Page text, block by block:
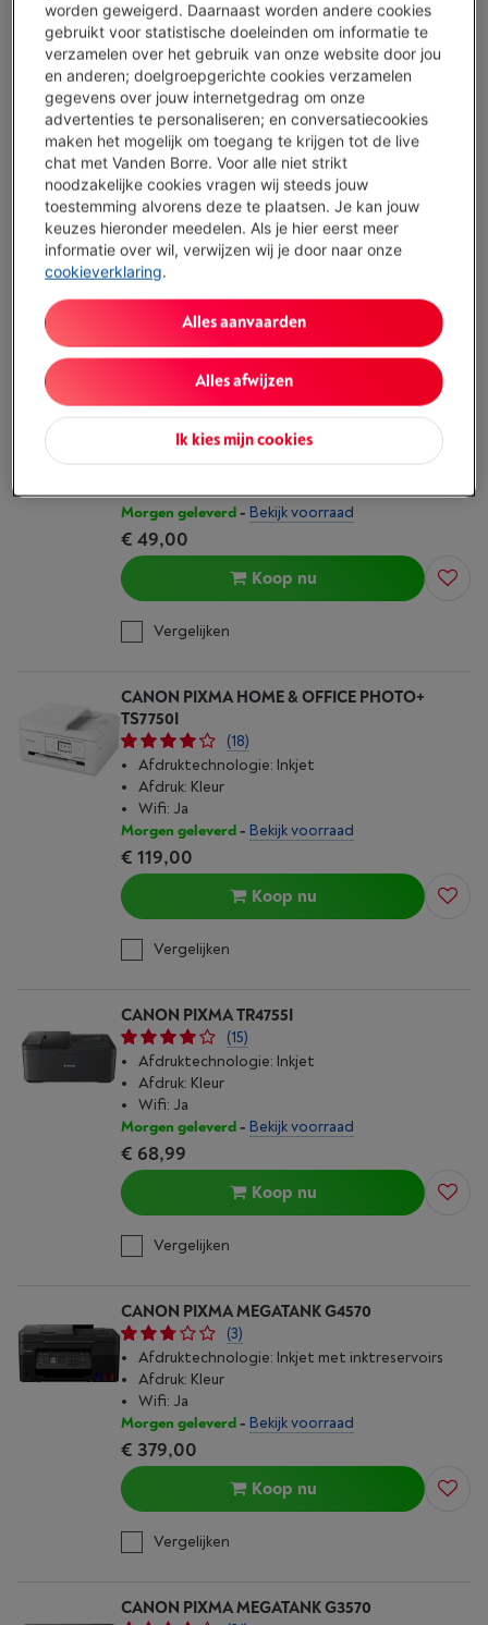
Vergelijken
CANON PIXMA TS7550I HOME & OFFICE
SMARTPHONE READY
(4)
Afdruktechnologie: Inkjet
Afdruk: Kleur
Wifi: Ja
Morgen geleverd-Bekijk voorraad
€ 84,99
CANON PIXMA TS3750I
Afdruktechnologie: Inkjet
Wifi: Ja
Morgen geleverd- Bekijk voorraad
€ 49,00
Koop nu
Vergelijken
CANON PIXMA HOME & OFFICE PHOTO+
TS7750I
(18)
Afdruktechnologie: Inkjet
Afdruk: Kleur
Wifi: Ja
Morgen geleverd- Bekijk voorraad
€ 119,00
Koop nu
Vergelijken
CANON PIXMA TR4755I
(15)
Afdruktechnologie: Inkjet
Afdruk: Kleur
Wifi: Ja
Morgen geleverd- Bekijk voorraad
€ 68,99
Koop nu
Vergelijken
CANON PIXMA MEGATANK G4570
(3)
Afdruktechnologie: Inkjet met inktreservoirs
Afdruk: Kleur
Wifi: Ja
Morgen geleverd- Bekijk voorraad
€ 379,00
Koop nu
Vergelijken
CANON PIXMA MEGATANK G3570
worden geweigerd. Daarnaast worden andere cookies
gebruikt voor statistische doeleinden om informatie te
verzamelen over het gebruik van onze website door jou
en anderen; doelgroepgerichte cookies verzamelen
gegevens over jouw internetgedrag om onze
advertenties te personaliseren; en conversatiecookies
maken het mogelijk om toegang te krijgen tot de live
chat met Vanden Borre. Voor alle niet strikt
noodzakelijke cookies vragen wij steeds jouw
toestemming alvorens deze te plaatsen. Je kan jouw
keuzes hieronder meedelen. Als je hier eerst meer
informatie over wil, verwijzen wij je door naar onze
cookieverklaring.
Ik kies mijn cookies
Alles afwijzen
Alles aanvaarden